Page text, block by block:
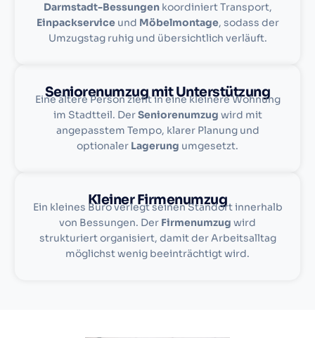
Darmstadt-Bessungenkoordiniert Transport,
Einpackserviceund Möbelmontage, sodass der
Umzugstag ruhig und übersichtlich verläuft.
Seniorenumzug mit Unterstützung
Eine ältere Person zieht in eine kleinere Wohnung
im Stadtteil. DerSeniorenumzug wird mit
angepasstem Tempo, klarer Planung und
optionaler Lagerung umgesetzt.
Kleiner Firmenumzug
Ein kleines Büro verlegt seinen Standort innerhalb
von Bessungen. Der Firmenumzug wird
strukturiert organisiert, damit der Arbeitsalltag
möglichst wenig beeinträchtigt wird.